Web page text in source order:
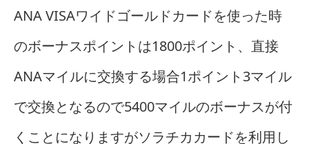
ANA VISAワイドゴールドカードを使った時
のボーナスポイントは1800ポイント、直接
ANAマイルに交換する場合1ポイント3マイル
で交換となるので5400マイルのボーナスが付
くことになりますがソラチカカードを利用し